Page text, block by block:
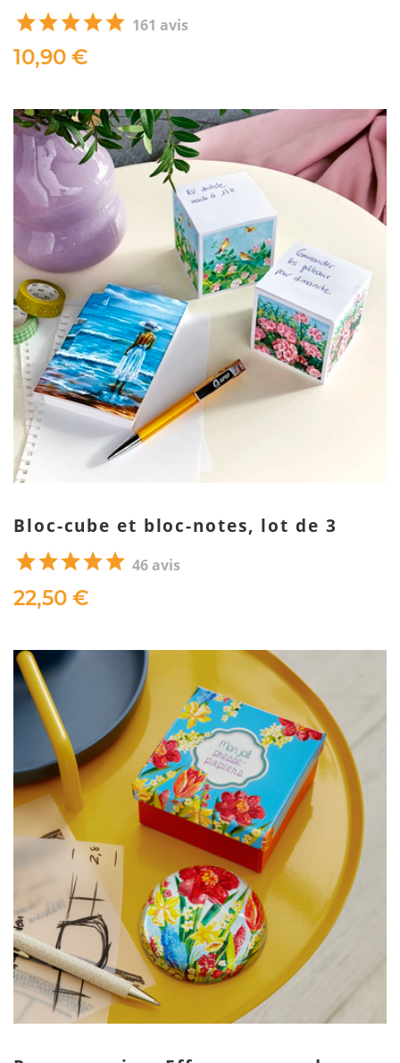
161 avis
10,90 €
Bloc-cube et bloc-notes, lot de 3
46 avis
22,50 €